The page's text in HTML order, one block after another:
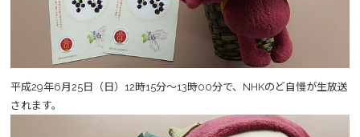
平成29年6月25日（日）12時15分～13時00分で、NHKのど自慢が生放送
されます。